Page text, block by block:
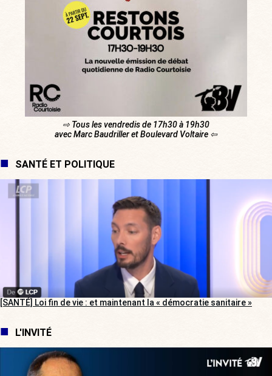
⇨ Tous les vendredis de 17h30 à 19h30
avec Marc Baudriller et Boulevard Voltaire ⇦
SANTÉ ET POLITIQUE
[SANTÉ] Loi fin de vie : et maintenant la « démocratie sanitaire »
L'INVITÉ